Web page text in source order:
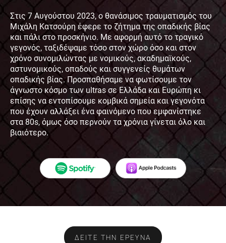
SMALL TALK
Bipolar Opposites
Στις 7 Αυγούστου 2023, ο θανάσιμος τραυματισμός του
Μιχάλη Κατσούρη έφερε το ζήτημα της οπαδικής βίας
και πάλι στο προσκήνιο. Με αφορμή αυτό το τραγικό
γεγονός, ταξιδέψαμε τόσο στον χώρο όσο και στον
χρόνο συνομιλώντας με νομικούς, ακαδημαϊκούς,
αστυνομικούς, οπαδούς και συγγενείς θυμάτων
οπαδικής βίας. Προσπαθήσαμε να φωτίσουμε τον
άγνωστο κόσμο των ultras σε Ελλάδα και Ευρώπη κι
επίσης να εντοπίσουμε κομβικά σημεία και γεγονότα
που έχουν αλλάξει ένα φαινόμενο που εμφανίστηκε
στα 80s, όμως όσο περνούν τα χρόνια γίνεται όλο και
βιαιότερο.
ΔΕΙΤΕ ΤΗΝ ΕΡΕΥΝΑ